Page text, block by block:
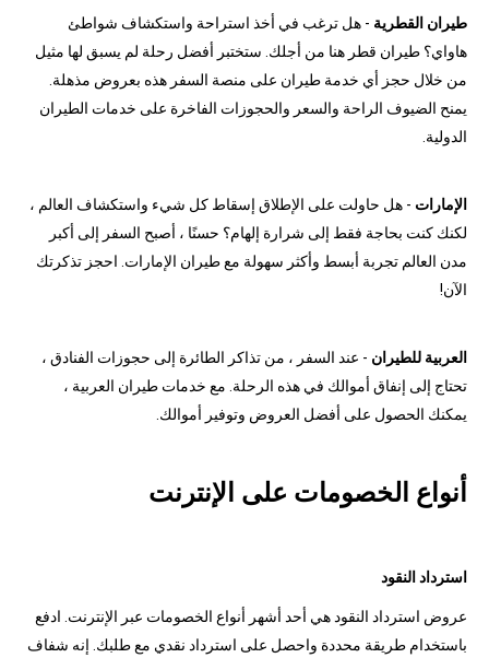
طيران القطرية - هل ترغب في أخذ استراحة واستكشاف شواطئ
هاواي؟ طيران قطر هنا من أجلك. ستختبر أفضل رحلة لم يسبق لها مثيل
من خلال حجز أي خدمة طيران على منصة السفر هذه بعروض مذهلة.
يمنح الضيوف الراحة والسعر والحجوزات الفاخرة على خدمات الطيران
الدولية.
الإمارات - هل حاولت على الإطلاق إسقاط كل شيء واستكشاف العالم ،
لكنك كنت بحاجة فقط إلى شرارة إلهام؟ حسنًا ، أصبح السفر إلى أكبر
مدن العالم تجربة أبسط وأكثر سهولة مع طيران الإمارات. احجز تذكرتك
الآن!
العربية للطيران - عند السفر ، من تذاكر الطائرة إلى حجوزات الفنادق ،
تحتاج إلى إنفاق أموالك في هذه الرحلة. مع خدمات طيران العربية ،
يمكنك الحصول على أفضل العروض وتوفير أموالك.
أنواع الخصومات على الإنترنت
استرداد النقود
عروض استرداد النقود هي أحد أشهر أنواع الخصومات عبر الإنترنت. ادفع
باستخدام طريقة محددة واحصل على استرداد نقدي مع طلبك. إنه شفاف